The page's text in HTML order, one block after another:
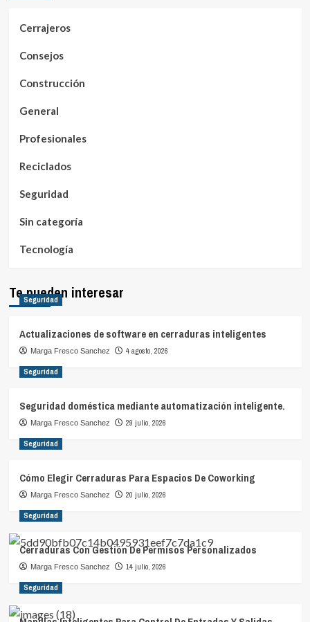
Cerrajeros
Consejos
Construcción
General
Profesionales
Reciclados
Seguridad
Sin categoría
Tecnología
Te pueden interesar
Seguridad
Actualizaciones de software en cerraduras inteligentes
Marga Fresco Sanchez 4 agosto, 2026
Seguridad
Seguridad doméstica mediante automatización inteligente.
Marga Fresco Sanchez 29 julio, 2026
Seguridad
Cómo Elegir Cerraduras Para Espacios De Coworking
Marga Fresco Sanchez 20 julio, 2026
Seguridad
Cerraduras Con Gestión De Permisos Personalizados
Marga Fresco Sanchez 14 julio, 2026
Seguridad